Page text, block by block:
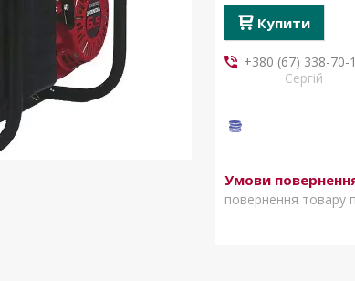
Купити
+380 (67) 338-70-
Сергій
повернення товару